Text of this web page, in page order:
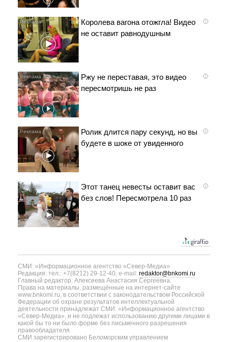
i
Королева вагона отожгла! Видео
не оставит равнодушным
i
Ржу не переставая, это видео
пересмотришь не раз
i
Ролик длится пару секунд, но вы
будете в шоке от увиденного
i
Этот танец невесты оставит вас
без слов! Пересмотрела 10 раз
СМИ: «Информационное агентство «Север-Медиа»
Редакция: тел.: +7(8212) 29-12-40, e-mail: redaktor@bnkomi.ru
Главный редактор: Алексеева Анастасия Сергеевна.
Права на материалы, размещённые на интернет-сайте
www.bnkomi.ru, в соответствии с законодательством Российской
Федерации об охране результатов интеллектуальной
деятельности принадлежат СМИ: «Информационное агентство
«Север-Медиа», и не подлежат использованию другими лицами в
какой бы то ни было форме без письменного разрешения
правообладателя.
СМИ зарегистрировано Беломорским управлением